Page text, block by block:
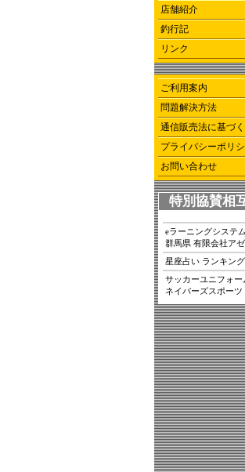
店舗紹介
釣行記
リンク
ご利用案内
問題解決方法
通信販売法に基づ
プライバシーポリ
お問い合わせ
特別協賛相
eラーニングシステ
群馬県 有限会社ア
星座占い ランキング
サッカーユニフォー
ネイバーズスポーツ